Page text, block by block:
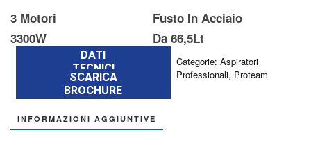
3 Motori
3300W
Fusto In Acciaio
Da 66,5Lt
DATI
TECNICI
SCARICA
BROCHURE
Categorie: Aspiratori
Professionali, Proteam
INFORMAZIONI AGGIUNTIVE